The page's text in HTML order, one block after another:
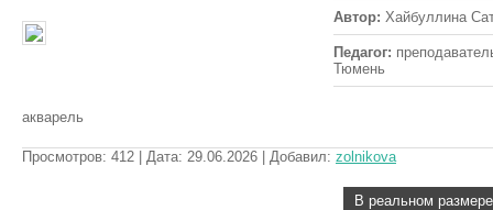
Автор: Хайбуллина
Педагог:
Тюмень
акварель
Просмотров: 412 | Дата: 29.06.2026 | Добавил: zolnikova
В реальном размере